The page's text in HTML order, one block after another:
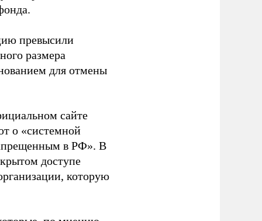
превысили
размера
для отмены
сайте
о «системной
в РФ». В
доступе
которую